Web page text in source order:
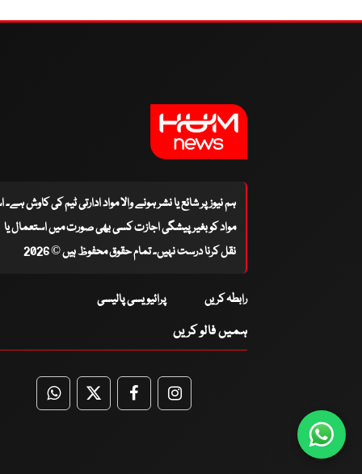
ہم نیوز پر شائع یا نشر ہونے والا مواد ادارتی ٹیم کی کاوش
مواد کو بغیر پیشگی اجازت کسی بھی صورت میں استعمال یا
نقل کرنا درست نہیں۔ تمام حقوق محفوظ ہیں © 2026
رابطہ کریں پرائیویسی پالیسی
ہمیں فالو کریں
WhatsApp
TwitterFacebookFacebook